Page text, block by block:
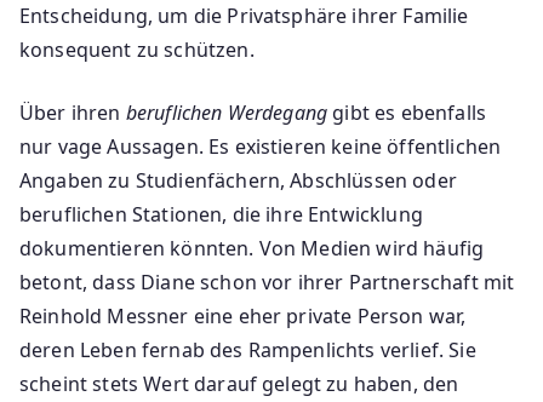
Entscheidung, um die Privatsphäre ihrer Familie
konsequent zu schützen.
Über ihren beruflichen Werdegang gibt es ebenfalls
nur vage Aussagen. Es existieren keine öffentlichen
Angaben zu Studienfächern, Abschlüssen oder
beruflichen Stationen, die ihre Entwicklung
dokumentieren könnten. Von Medien wird häufig
betont, dass Diane schon vor ihrer Partnerschaft mit
Reinhold Messner eine eher private Person war,
deren Leben fernab des Rampenlichts verlief. Sie
scheint stets Wert darauf gelegt zu haben, den